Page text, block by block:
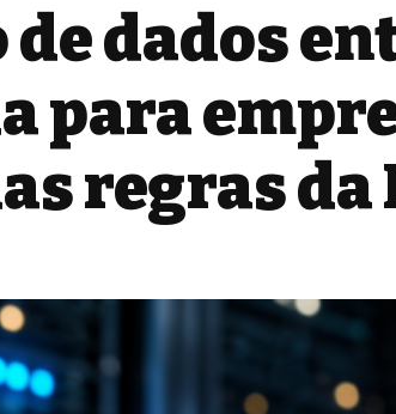
dados
para
regras da